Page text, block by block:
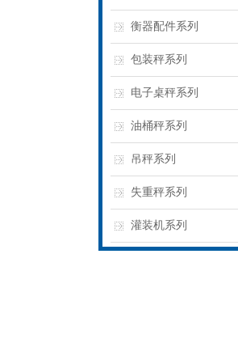
衡器配件系列
包装秤系列
电子桌秤系列
油桶秤系列
吊秤系列
失重秤系列
灌装机系列